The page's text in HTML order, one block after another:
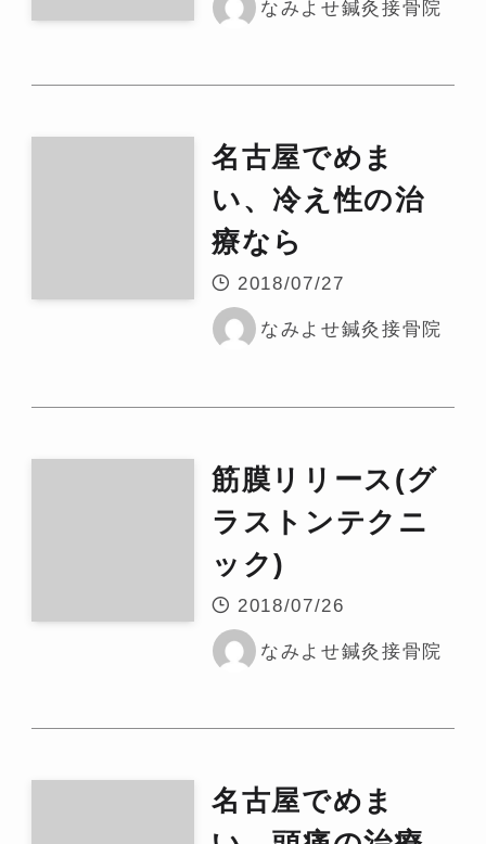
なみよせ鍼灸接骨院
名古屋でめま
い、冷え性の治
療なら
2018/07/27
なみよせ鍼灸接骨院
筋膜リリース(グ
ラストンテクニ
ック)
2018/07/26
なみよせ鍼灸接骨院
名古屋でめま